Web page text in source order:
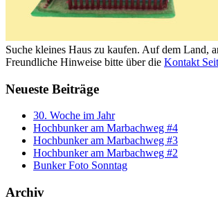
Suche kleines Haus zu kaufen. Auf dem Land,
Freundliche Hinweise bitte über die Kontakt
Neueste Beiträge
30. Woche im Jahr
Hochbunker am Marbachweg #4
Hochbunker am Marbachweg #3
Hochbunker am Marbachweg #2
Bunker Foto Sonntag
Archiv